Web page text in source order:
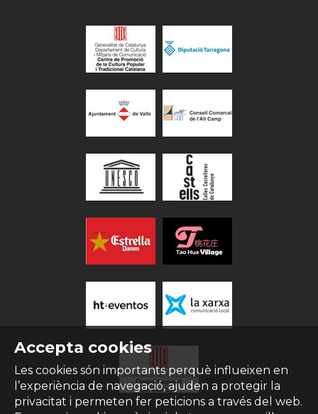
Accepta cookies
Les cookies són importants perquè influeixen en
l’experiència de navegació, ajuden a protegir la
privacitat i permeten fer peticions a través del web.